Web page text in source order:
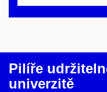
Pilíře
univerzitě